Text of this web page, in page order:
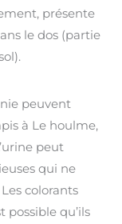
présente
le dos (partie
peuvent
à Le houlme,
peut
qui ne
colorants
qu’ils